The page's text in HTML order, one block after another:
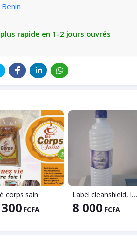
rapide en 1-2 jours ouvrés
corps sain
FCFA
Label cleanshield, la garantie d'une meilleure santé au quotidien
8 000 FCFA